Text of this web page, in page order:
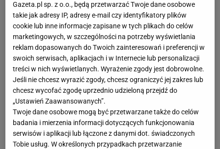
przymrozki
Gazeta.pl sp. z o.o., będą przetwarzać Twoje dane osobowe
takie jak adresy IP, adresy e-mail czy identyfikatory plików
cookie lub inne informacje zapisane w tych plikach do celów
marketingowych, w szczególności na potrzeby wyświetlania
reklam dopasowanych do Twoich zainteresowań i preferencji w
swoich serwisach, aplikacjach i w Internecie lub personalizacji
treści w nich wyświetlanych. Wyrażenie zgody jest dobrowolne.
Jeśli nie chcesz wyrazić zgody, chcesz ograniczyć jej zakres lub
chcesz wycofać zgodę uprzednio udzieloną przejdź do
„Ustawień Zaawansowanych”.
Twoje dane osobowe mogą być przetwarzane także do celów
badania i mierzenia informacji dotyczących funkcjonowania
serwisów i aplikacji lub łączone z danymi dot. świadczonych
Tobie usług. W określonych przypadkach przetwarzanie